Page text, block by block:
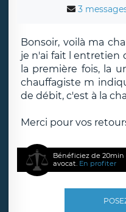
3
Bonsoir, voilà ma
je n'ai fait l entretien
la première fois, la
chauffagiste m
de débit, c'est à la
Merci pour vos
Bénéficiez de
avocat. En profiter